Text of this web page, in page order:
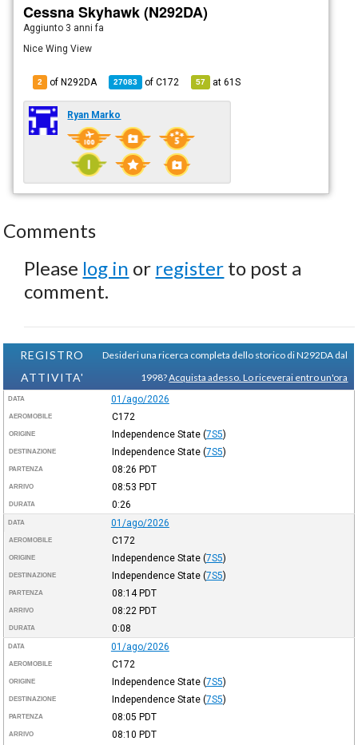
Cessna Skyhawk (N292DA)
Aggiunto 3 anni fa
Nice Wing View
2 of N292DA 27083 ofC172 57 at61S
Ryan Marko
Comments
Please log in or register to post a
comment.
REGISTRO
ATTIVITA'
Desideri una ricerca completa dello storico di N292DA dal
1998?Acquista adesso. Lo riceverai entro un'ora
DATA 01/ago/2026
AEROMOBILE C172
ORIGINE Independence State (7S5)
DESTINAZIONE Independence State (7S5)
PARTENZA 08:26 PDT
ARRIVO 08:53 PDT
DURATA 0:26
DATA 01/ago/2026
AEROMOBILE C172
ORIGINE Independence State (7S5)
DESTINAZIONE Independence State (7S5)
PARTENZA 08:14PDT
ARRIVO 08:22 PDT
DURATA 0:08
DATA 01/ago/2026
AEROMOBILE C172
ORIGINE Independence State (7S5)
DESTINAZIONE Independence State (7S5)
PARTENZA 08:05 PDT
ARRIVO 08:10 PDT